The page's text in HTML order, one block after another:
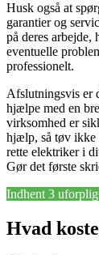
Husk også at
garantier og
på deres
eventuelle
professionelt.
Afslutningsvis er
hjælpe med en
virksomhed er
hjælp, så tøv ikke
rette elektriker i
Gør det første
Indhent 3
Hvad